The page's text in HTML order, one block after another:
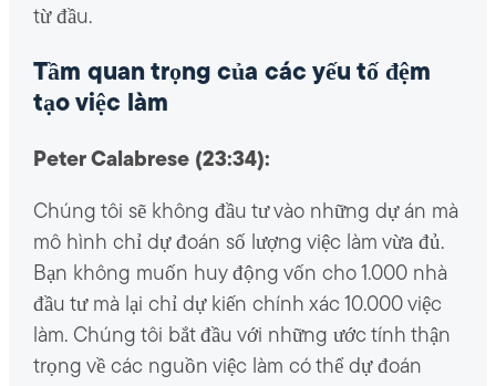
từ đầu.
Tầm quan trọng của các yếu tố đệm
tạo việc làm
Peter Calabrese (23:34):
Chúng tôi sẽ không đầu tư vào những dự án mà
mô hình chỉ dự đoán số lượng việc làm vừa đủ.
Bạn không muốn huy động vốn cho 1.000 nhà
đầu tư mà lại chỉ dự kiến ​​chính xác 10.000 việc
làm. Chúng tôi bắt đầu với những ước tính thận
trọng về các nguồn việc làm có thể dự đoán